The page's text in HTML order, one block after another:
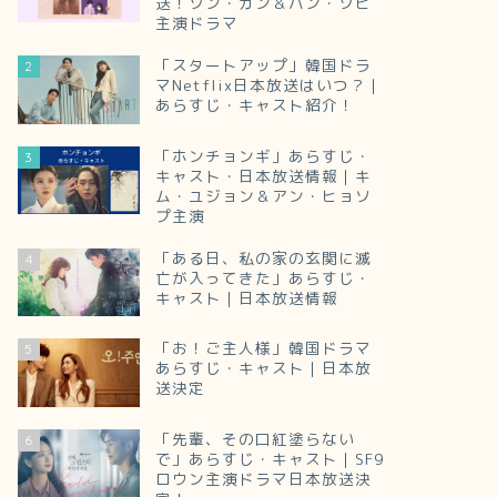
主演ドラマ
2
「スタートアップ」韓国ドラ
マNetflix日本放送はいつ？｜
あらすじ・キャスト紹介！
3
「ホンチョンギ」あらすじ・
キャスト・日本放送情報｜キ
ム・ユジョン＆アン・ヒョソ
プ主演
4
「ある日、私の家の玄関に滅
亡が入ってきた」あらすじ・
キャスト｜日本放送情報
5
「お！ご主人様」韓国ドラマ
あらすじ・キャスト｜日本放
送決定
6
「先輩、その口紅塗らない
で」あらすじ・キャスト｜SF9
ロウン主演ドラマ日本放送決